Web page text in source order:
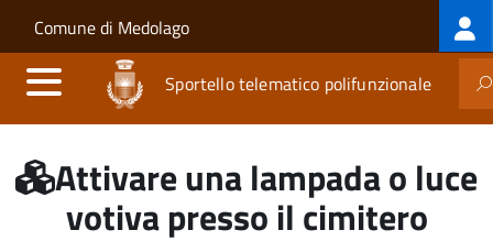
Salta al contenuto principale
Skip to site navigation
Comune di Medolago
Sportello telematico polifunzionale
Attivare una lampada o luce
votiva presso il cimitero